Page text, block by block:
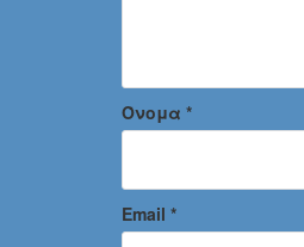
Όνομα *
Email *